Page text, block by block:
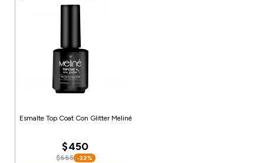
Esmalte Top Coat Con Glitter Meliné
$450
$665 -32%